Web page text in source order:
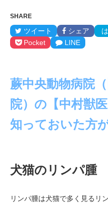
SHARE
ツイート シェア
Pocket
LINE
蕨中央動物病院
院）の【中村獣
知っておいた方
犬猫のリンパ腫
リンパ腫は犬猫で多く見るリ